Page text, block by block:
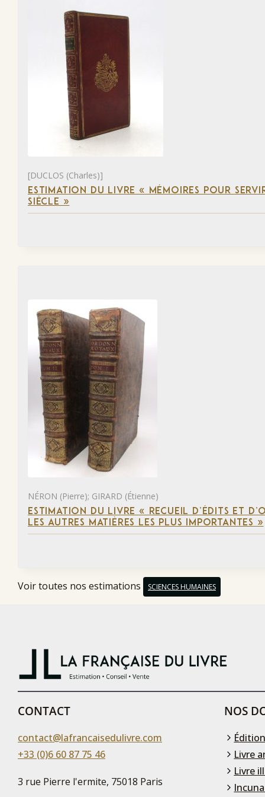
[DUCLOS (Charles)]
ESTIMATION DU LIVRE « MÉMOIRES POUR
SIÈCLE »
NÉRON (Pierre); GIRARD (Étienne)
ESTIMATION DU LIVRE « RECUEIL D’ÉDITS ET
LES AUTRES MATIÈRES LES PLUS IMPORTANTES »
Voir toutes nos estimations SCIENCES HUMAINES
CONTACT
contact@lafrancaisedulivre.com
+33 (0)6 60 87 75 46
3 rue Pierre l'ermite, 75018 Paris
NOS
Livre
Livre